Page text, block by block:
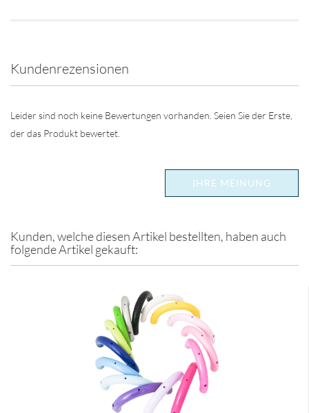
Kundenrezensionen
Leider sind noch keine Bewertungen vorhanden. Seien Sie der Erste,
der das Produkt bewertet.
IHRE MEINUNG
Kunden, welche diesen Artikel bestellten, haben auch
folgende Artikel gekauft: